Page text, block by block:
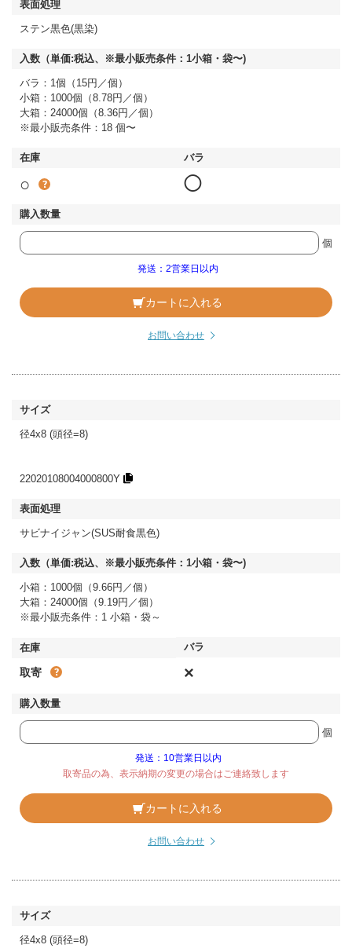
ステン黒色(黒染)
バラ：1個（15円／個）
小箱：1000個（8.78円／個）
大箱：24000個（8.36円／個）
※最小販売条件：18 個〜
○ ◯
個
発送：2営業日以内
カートに入れる
お問い合わせ
径4x8 (頭径=8)
22020108004000800Y
サビナイジャン(SUS耐食黒色)
小箱：1000個（9.66円／個）
大箱：24000個（9.19円／個）
※最小販売条件：1 小箱・袋～
取寄 ×
個
発送：10営業日以内
取寄品の為、表示納期の変更の場合はご連絡致します
カートに入れる
お問い合わせ
径4x8 (頭径=8)